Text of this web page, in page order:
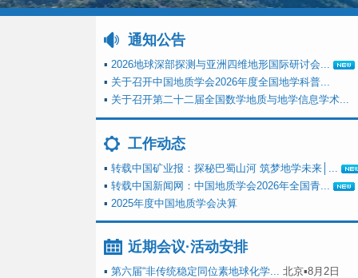
通知公告
▪ 2026地球深部探测与亚洲四维地形国际研讨会...
▪ 关于召开中国地质学会2026年度全国地学科普...
▪ 关于召开第二十二届全国数学地质与地学信息学术...
工作动态
▪ 转载中国矿业报：探秘巴蜀山河 筑梦地学未来│...
▪ 转载中国新闻网：中国地质学会2026年全国青...
▪ 2025年度中国地质学会决算
近期会议·活动安排
▪ 第六届“非传统稳定同位素地球化学... 北京▪8月2日